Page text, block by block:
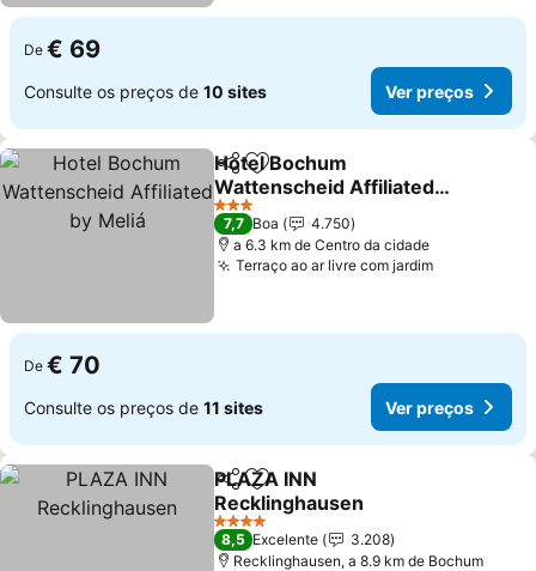
De € 69
Consulte os preços de 10 sites Ver preços
PartilharAdicionar aos favoritos
Hotel Bochum
Wattenscheid Affiliated
by Meliá
3 Estrelas
7,7 Boa
4.750
a 6.3 km de Centro da cidade
Terraço ao ar livre com jardim
De € 70
Consulte os preços de 11 sites Ver preços
PartilharAdicionar aos favoritos
PLAZA INN
Recklinghausen
4 Estrelas
8,5 Excelente
3.208
Recklinghausen, a 8.9 km de Bochum